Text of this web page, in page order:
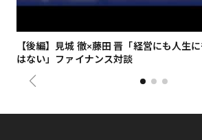
【後編】見城 徹×藤田 晋「経営にも人生
はない」ファイナンス対談